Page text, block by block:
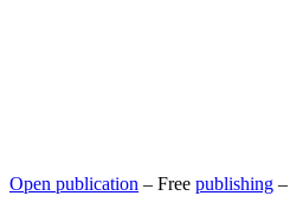
Open publication – Free publishing –